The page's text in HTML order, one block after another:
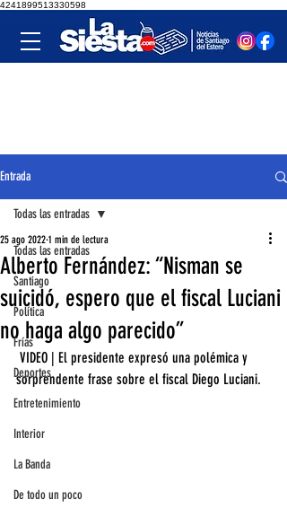
4241899513330598
Entrada
Todas las entradas
Santiago
Política
Frías
Deportes
Entretenimiento
Interior
La Banda
De todo un poco
Todas las entradas
Alberto Fernández: “Nisman se
suicidó, espero que el fiscal Luciani
no haga algo parecido”
25 ago 2022 1 min de lectura
sorprendente frase sobre el fiscal Diego Luciani.